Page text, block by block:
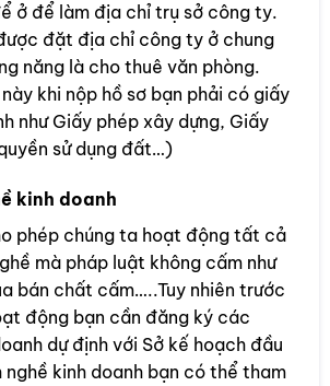
ở để làm địa chỉ trụ sở công ty.
đặt địa chỉ công ty ở chung
năng là cho thuê văn phòng.
khi nộp hồ sơ bạn phải có giấy
như Giấy phép xây dựng, Giấy
sử dụng đất…)
kinh doanh
phép chúng ta hoạt động tất cả
mà pháp luật không cấm như
bán chất cấm…..Tuy nhiên trước
động bạn cần đăng ký các
dự định với Sở kế hoạch đầu
nghề kinh doanh bạn có thể tham